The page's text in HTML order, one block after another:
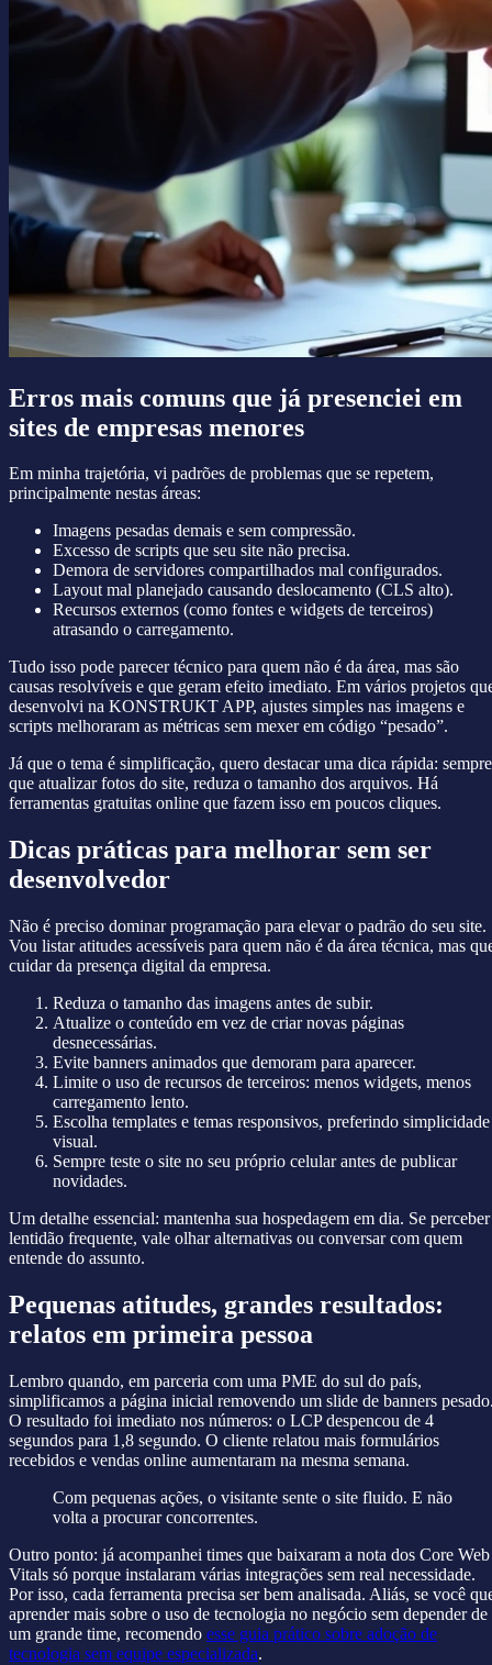
Erros mais comuns que já presenciei em
sites de empresas menores
Em minha trajetória, vi padrões de problemas que se repetem,
principalmente nestas áreas:
Imagens pesadas demais e sem compressão.
Excesso de scripts que seu site não precisa.
Demora de servidores compartilhados mal configurados.
Layout mal planejado causando deslocamento (CLS alto).
Recursos externos (como fontes e widgets de terceiros)
atrasando o carregamento.
Tudo isso pode parecer técnico para quem não é da área, mas são
causas resolvíveis e que geram efeito imediato. Em vários projetos
desenvolvi na KONSTRUKT APP, ajustes simples nas imagens e
scripts melhoraram as métricas sem mexer em código “pesado”.
Já que o tema é simplificação, quero destacar uma dica rápida: sempre
que atualizar fotos do site, reduza o tamanho dos arquivos. Há
ferramentas gratuitas online que fazem isso em poucos cliques.
Dicas práticas para melhorar sem ser
desenvolvedor
Não é preciso dominar programação para elevar o padrão do seu site.
Vou listar atitudes acessíveis para quem não é da área técnica, mas
cuidar da presença digital da empresa.
Reduza o tamanho das imagens antes de subir.
Atualize o conteúdo em vez de criar novas páginas
desnecessárias.
Evite banners animados que demoram para aparecer.
Limite o uso de recursos de terceiros: menos widgets, menos
carregamento lento.
Escolha templates e temas responsivos, preferindo simplicidade
visual.
Sempre teste o site no seu próprio celular antes de publicar
novidades.
Um detalhe essencial: mantenha sua hospedagem em dia. Se perceber
lentidão frequente, vale olhar alternativas ou conversar com quem
entende do assunto.
Pequenas atitudes, grandes resultados:
relatos em primeira pessoa
Lembro quando, em parceria com uma PME do sul do país,
simplificamos a página inicial removendo um slide de banners
O resultado foi imediato nos números: o LCP despencou de 4
segundos para 1,8 segundo. O cliente relatou mais formulários
recebidos e vendas online aumentaram na mesma semana.
Com pequenas ações, o visitante sente o site fluido. E não
volta a procurar concorrentes.
Outro ponto: já acompanhei times que baixaram a nota dos Core Web
Vitals só porque instalaram várias integrações sem real necessidade.
Por isso, cada ferramenta precisa ser bem analisada. Aliás, se você
aprender mais sobre o uso de tecnologia no negócio sem depender de
um grande time, recomendo esse guia prático sobre adoção de
tecnologia sem equipe especializada.